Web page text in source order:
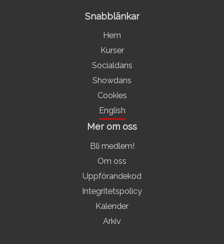
Snabblänkar
Hem
Kurser
Socialdans
Showdans
Cookies
English
Mer om oss
Bli medlem!
Om oss
Uppförandekod
Integritetspolicy
Kalender
Arkiv